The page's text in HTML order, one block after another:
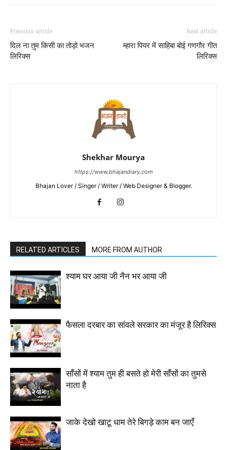
Previous article
दिल ना तुम किसी का तोड़ो भजन
लिरिक्स
Next article
म्हारा पियर में साहिबा बोई गणगौर गीत
लिरिक्स
Shekhar Mourya
https://www.bhajandiary.com
Bhajan Lover / Singer / Writer / Web Designer & Blogger.
RELATED ARTICLES MORE FROM AUTHOR
श्याम घर आया जी नैन भर आया जी
फैसला दरबार का सांवले सरकार का मंजूर है लिरिक्स
साँसों में श्याम तुम ही बसते हो मेरी साँसों का तुमसे
नाता है
जाके देखो खाटू धाम तेरे बिगड़े काम बन जाएँ